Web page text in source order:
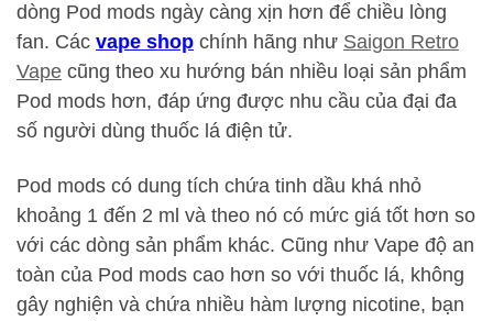
dòng Pod mods ngày càng xịn hơn để chiều lòng
fan. Các vape shop chính hãng như Saigon Retro
Vape cũng theo xu hướng bán nhiều loại sản phẩm
Pod mods hơn, đáp ứng được nhu cầu của đại đa
số người dùng thuốc lá điện tử.
Pod mods có dung tích chứa tinh dầu khá nhỏ
khoảng 1 đến 2 ml và theo nó có mức giá tốt hơn so
với các dòng sản phẩm khác. Cũng như Vape độ an
toàn của Pod mods cao hơn so với thuốc lá, không
gây nghiện và chứa nhiều hàm lượng nicotine, bạn